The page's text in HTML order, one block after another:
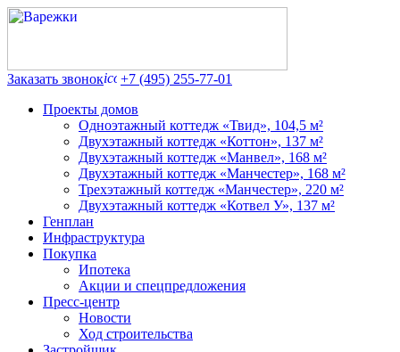
Заказать звонок
+7 (495) 255-77-01
Проекты домов
Одноэтажный коттедж «Твид», 104,5 м²
Двухэтажный коттедж «Коттон», 137 м²
Двухэтажный коттедж «Манвел», 168 м²
Двухэтажный коттедж «Манчестер», 168 м²
Трехэтажный коттедж «Манчестер», 220 м²
Двухэтажный коттедж «Котвел У», 137 м²
Генплан
Инфраструктура
Покупка
Ипотека
Акции и спецпредложения
Пресс-центр
Новости
Ход строительства